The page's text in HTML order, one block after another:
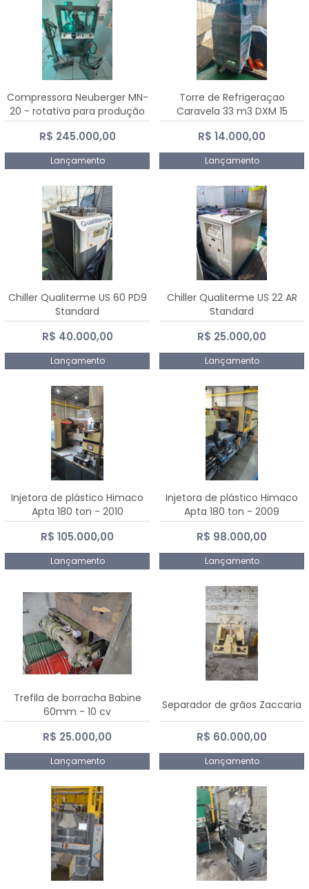
Compressora Neuberger MN-
20 - rotativa para produção
de comprimidos
R$ 245.000,00
Lançamento
Torre de Refrigeraçao
Caravela 33 m3 DXM 15
R$ 14.000,00
Lançamento
Chiller Qualiterme US 60 PD9
Standard
R$ 40.000,00
Lançamento
Chiller Qualiterme US 22 AR
Standard
R$ 25.000,00
Lançamento
Injetora de plástico Himaco
Apta 180 ton - 2010
R$ 105.000,00
Lançamento
Injetora de plástico Himaco
Apta 180 ton - 2009
R$ 98.000,00
Lançamento
Trefila de borracha Babine
60mm - 10 cv
R$ 25.000,00
Lançamento
Separador de grãos Zaccaria
R$ 60.000,00
Lançamento